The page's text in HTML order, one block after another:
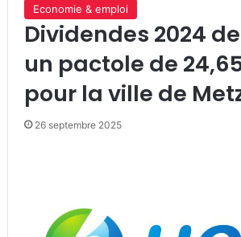
Economie & emploi
Dividendes 2024 de
un pactole de
pour la ville de
26 septembre 2025